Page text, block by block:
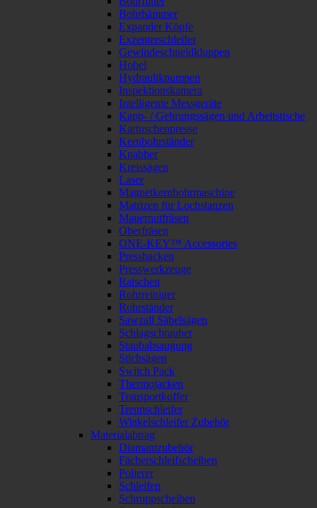
Bohrhämmer
Expander Köpfe
Exzenterschleifer
Gewindeschneidkluppen
Hobel
Hydraulikpumpen
Inspektionskamera
Intelligente Messgeräte
Kapp- / Gehrungssägen und Arbeitstische
Kartuschenpresse
Kernbohrständer
Knabber
Kreissägen
Laser
Magnetkernbohrmaschine
Matrizen für Lochstanzen
Mauernutfräsen
Oberfräsen
ONE-KEY™ Accessories
Pressbacken
Presswerkzeuge
Ratschen
Rohrreiniger
Rohrständer
Sawzall Säbelsägen
Schlagschrauber
Staubabsaugung
Stichsägen
Switch Pack
Thermojacken
Transportkoffer
Trennschleifer
Winkelschleifer Zubehör
Materialabtrag
Diamantzubehör
Fächerschleifscheiben
Polierer
Schleifen
Schruppscheiben